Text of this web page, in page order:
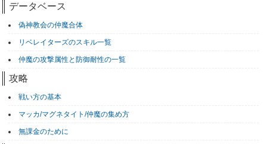
データベース
偽神教会の仲魔合体
リベレイターズのスキル一覧
仲魔の攻撃属性と防御耐性の一覧
攻略
戦い方の基本
マッカ/マグネタイト/仲魔の集め方
無課金のために